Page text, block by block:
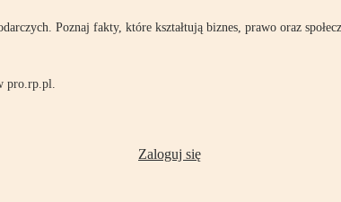
Poznaj fakty, które kształtują biznes, prawo oraz
pro.rp.pl.
Zaloguj się